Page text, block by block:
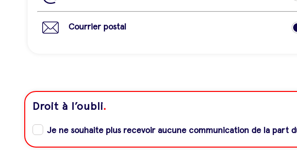
Courrier postal
Droit à l’oubli.
Je ne souhaite plus recevoir aucune communication de la part